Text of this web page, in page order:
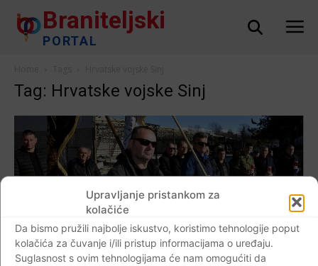
Upravljanje pristankom za
kolačiće
Da bismo pružili najbolje iskustvo, koristimo tehnologije poput
kolačića za čuvanje i/ili pristup informacijama o uređaju.
Suglasnost s ovim tehnologijama će nam omogućiti da
Braniteljski
PORTAL
Tag: Hrvatske vojske Sinj